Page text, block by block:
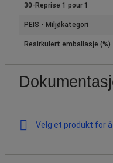
30-Reprise 1 pour 1
PEIS - Miljøkategori
Resirkulert emballasje (%)
Velg et produkt for